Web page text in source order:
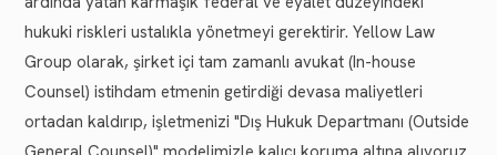
hukuki riskleri ustalıkla yönetmeyi gerektirir. Yellow Law
Group olarak, şirket içi tam zamanlı avukat (In-house
Counsel) istihdam etmenin getirdiği devasa maliyetleri
ortadan kaldırıp, işletmenizi "Dış Hukuk Departmanı (Outside